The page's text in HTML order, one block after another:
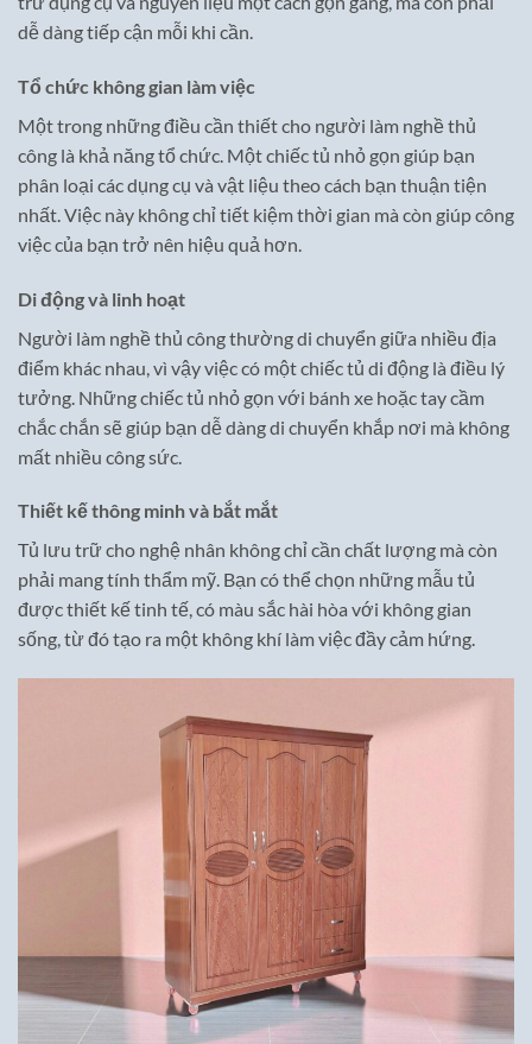
dễ dàng tiếp cận mỗi khi cần.
Tổ chức không gian làm việc
Một trong những điều cần thiết cho người làm nghề thủ
công là khả năng tổ chức. Một chiếc tủ nhỏ gọn giúp bạn
phân loại các dụng cụ và vật liệu theo cách bạn thuận tiện
nhất. Việc này không chỉ tiết kiệm thời gian mà còn giúp công
việc của bạn trở nên hiệu quả hơn.
Di động và linh hoạt
Người làm nghề thủ công thường di chuyển giữa nhiều địa
điểm khác nhau, vì vậy việc có một chiếc tủ di động là điều lý
tưởng. Những chiếc tủ nhỏ gọn với bánh xe hoặc tay cầm
chắc chắn sẽ giúp bạn dễ dàng di chuyển khắp nơi mà không
mất nhiều công sức.
Thiết kế thông minh và bắt mắt
Tủ lưu trữ cho nghệ nhân không chỉ cần chất lượng mà còn
phải mang tính thẩm mỹ. Bạn có thể chọn những mẫu tủ
được thiết kế tinh tế, có màu sắc hài hòa với không gian
sống, từ đó tạo ra một không khí làm việc đầy cảm hứng.